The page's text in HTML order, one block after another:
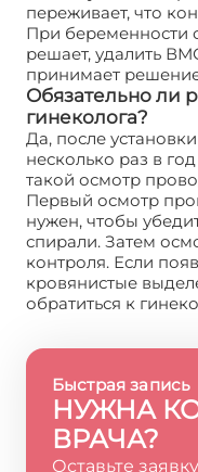
переживает, что
При беременности
решает, удалить
принимает
Обязательно ли
гинеколога?
Да, после
несколько раз в
такой осмотр
Первый осмотр
нужен, чтобы
спирали. Затем
контроля. Если
кровянистые
обратиться к
Быстрая запись
НУЖНА
ВРАЧА?
Оставьте